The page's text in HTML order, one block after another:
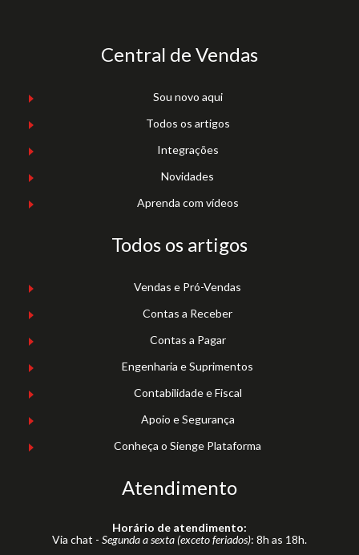
Central de Vendas
Sou novo aqui
Todos os artigos
Integrações
Novidades
Aprenda com vídeos
Todos os artigos
Vendas e Pró-Vendas
Contas a Receber
Contas a Pagar
Engenharia e Suprimentos
Contabilidade e Fiscal
Apoio e Segurança
Conheça o Sienge Plataforma
Atendimento
Horário de atendimento:
Via chat - Segunda a sexta (exceto feriados): 8h as 18h.